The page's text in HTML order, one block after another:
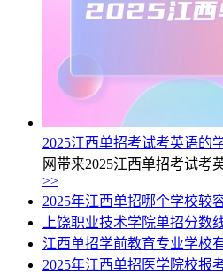
2025江西单招考试考英语的
网带来2025江西单招考试考
>>
2025年江西单招哪个学校较
上饶职业技术学院单招分数
江西单招学前教育专业学校
2025年江西单招医学院校报